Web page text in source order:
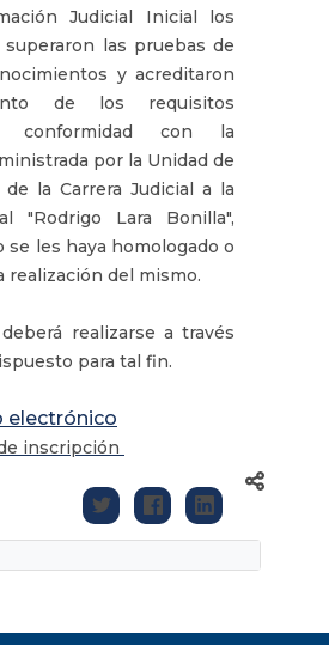
Judicial Inicial los
las pruebas de
y acreditaron
de los requisitos
conformidad con la
por la Unidad de
la Carrera Judicial a la
"Rodrigo Lara Bonilla",
se les haya homologado o
realización del mismo.
realizarse a través
para tal fin.
electrónico
inscripción